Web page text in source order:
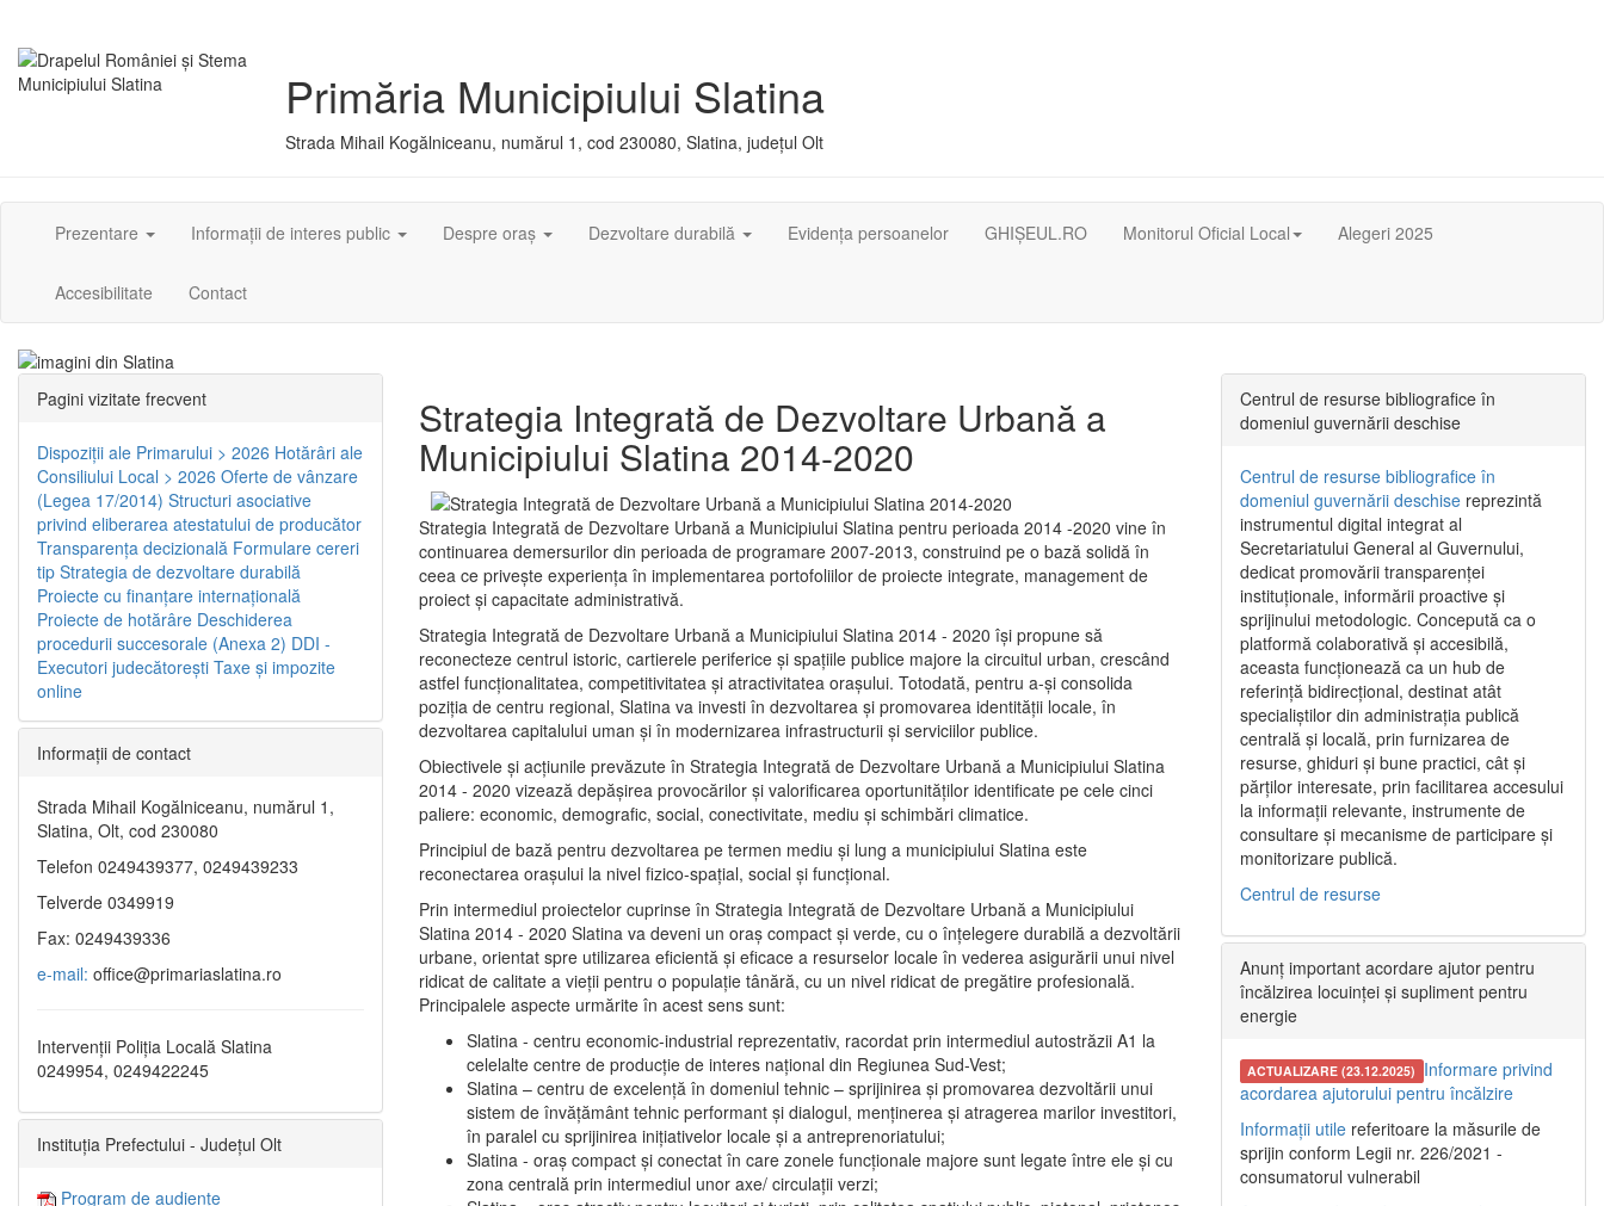
Primăria Municipiului Slatina
Strada Mihail Kogălniceanu, numărul 1, cod 230080, Slatina, județul Olt
Prezentare Informații de interes public Despre oraș Dezvoltare durabilă Evidența persoanelor GHIȘEUL.RO Monitorul Oficial Local Alegeri 2025
Accesibilitate Contact
Strategia Integrată de Dezvoltare Urbană a
Municipiului Slatina 2014-2020
Strategia Integrată de Dezvoltare Urbană a Municipiului Slatina pentru perioada 2014 -2020 vine în
continuarea demersurilor din perioada de programare 2007-2013, construind pe o bază solidă în
ceea ce priveşte experienţa în implementarea portofoliilor de proiecte integrate, management de
proiect și capacitate administrativă.
Strategia Integrată de Dezvoltare Urbană a Municipiului Slatina 2014 - 2020 își propune să
reconecteze centrul istoric, cartierele periferice şi spaţiile publice majore la circuitul urban, crescând
astfel funcţionalitatea, competitivitatea şi atractivitatea oraşului. Totodată, pentru a-şi consolida
poziţia de centru regional, Slatina va investi în dezvoltarea şi promovarea identităţii locale, în
dezvoltarea capitalului uman şi în modernizarea infrastructurii şi serviciilor publice.
Obiectivele şi acţiunile prevăzute în Strategia Integrată de Dezvoltare Urbană a Municipiului Slatina
2014 - 2020 vizează depășirea provocărilor şi valorificarea oportunităţilor identificate pe cele cinci
paliere: economic, demografic, social, conectivitate, mediu şi schimbări climatice.
Principiul de bază pentru dezvoltarea pe termen mediu şi lung a municipiului Slatina este
reconectarea oraşului la nivel fizico-spaţial, social şi funcţional.
Prin intermediul proiectelor cuprinse în Strategia Integrată de Dezvoltare Urbană a Municipiului
Slatina 2014 - 2020 Slatina va deveni un oraş compact şi verde, cu o înţelegere durabilă a dezvoltării
urbane, orientat spre utilizarea eficientă şi eficace a resurselor locale în vederea asigurării unui nivel
ridicat de calitate a vieţii pentru o populaţie tânără, cu un nivel ridicat de pregătire profesională.
Principalele aspecte urmărite în acest sens sunt:
Slatina - centru economic-industrial reprezentativ, racordat prin intermediul autostrăzii A1 la
celelalte centre de producţie de interes naţional din Regiunea Sud-Vest;
Slatina – centru de excelenţă în domeniul tehnic – sprijinirea şi promovarea dezvoltării unui
sistem de învăţământ tehnic performant şi dialogul, menţinerea şi atragerea marilor investitori,
în paralel cu sprijinirea iniţiativelor locale şi a antreprenoriatului;
Slatina - oraş compact şi conectat în care zonele funcţionale majore sunt legate între ele şi cu
zona centrală prin intermediul unor axe/ circulații verzi;
Pagini vizitate frecvent
Dispoziţii ale Primarului > 2026 Hotărâri ale
Consiliului Local > 2026 Oferte de vânzare
(Legea 17/2014) Structuri asociative
privind eliberarea atestatului de producător
Transparenţa decizională Formulare cereri
tip Strategia de dezvoltare durabilă
Proiecte cu finanţare internaţională
Proiecte de hotărâre Deschiderea
procedurii succesorale (Anexa 2) DDI -
Executori judecătorești Taxe şi impozite
online
Informaţii de contact
Strada Mihail Kogălniceanu, numărul 1,
Slatina, Olt, cod 230080
Telefon 0249439377, 0249439233
Telverde 0349919
Fax: 0249439336
e-mail: office@primariaslatina.ro
Intervenții Poliția Locală Slatina
0249954, 0249422245
Instituția Prefectului - Județul Olt
Program de audiențe
Centrul de resurse bibliografice în
domeniul guvernării deschise
Centrul de resurse bibliografice în
domeniul guvernării deschise reprezintă
instrumentul digital integrat al
Secretariatului General al Guvernului,
dedicat promovării transparenței
instituționale, informării proactive și
sprijinului metodologic. Concepută ca o
platformă colaborativă și accesibilă,
aceasta funcționează ca un hub de
referință bidirecțional, destinat atât
specialiștilor din administrația publică
centrală și locală, prin furnizarea de
resurse, ghiduri și bune practici, cât și
părților interesate, prin facilitarea accesului
la informații relevante, instrumente de
consultare și mecanisme de participare și
monitorizare publică.
Centrul de resurse
Anunț important acordare ajutor pentru
încălzirea locuinței și supliment pentru
energie
ACTUALIZARE (23.12.2025) Informare privind
acordarea ajutorului pentru încălzire
Informații utile referitoare la măsurile de
sprijin conform Legii nr. 226/2021 -
consumatorul vulnerabil